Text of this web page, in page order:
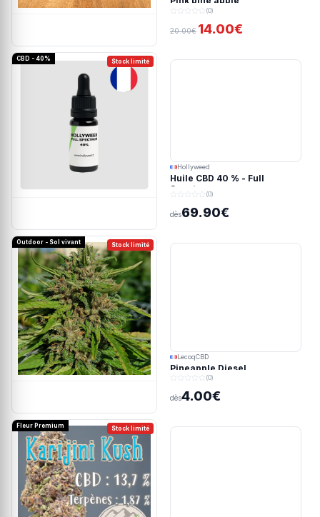
(0)
20.00€ 14.00€
Stock limité
CBD - 40%
Hollyweed
Huile CBD 40 % - Full
Spectrum
(0)
dès69.90€
Stock limité
Outdoor - Sol vivant
LecoqCBD
Pineapple Diesel
(0)
dès4.00€
Stock limité
Fleur Premium